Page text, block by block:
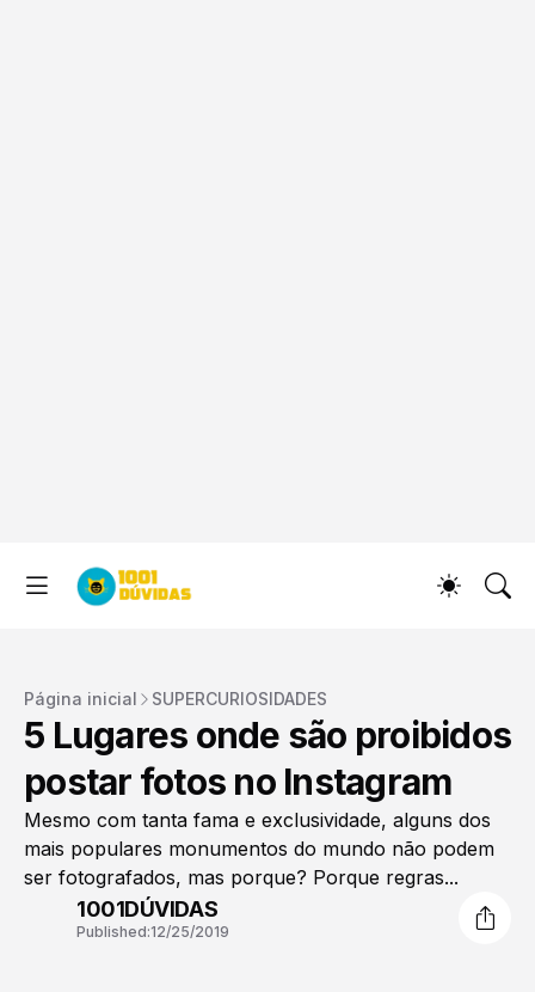
Página inicial SUPERCURIOSIDADES
5 Lugares onde são proibidos
postar fotos no Instagram
Mesmo com tanta fama e exclusividade, alguns dos
mais populares monumentos do mundo não podem
ser fotografados, mas porque? Porque regras...
1001DÚVIDAS
Published:12/25/2019